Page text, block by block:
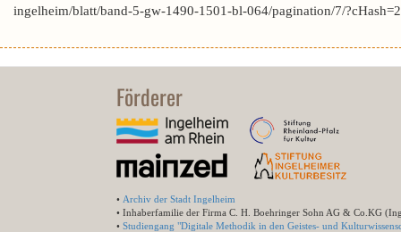
ingelheim/blatt/band-5-gw-1490-1501-bl-064/pagination/7/
Förderer
• Archiv der Stadt Ingelheim
• Inhaberfamilie der Firma C. H. Boehringer Sohn AG & Co.KG
• Studiengang "Digitale Methodik in den Geistes- und